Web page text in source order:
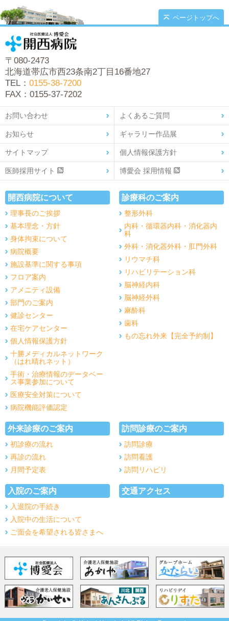
ページトップへ
〒080-2473
北海道帯広市西23条南2丁目16番地27
TEL： 0155-38-7200
FAX：0155-37-7202
お問い合わせ よくあるご質問
お知らせ ギャラリー作品展
サイトマップ 個人情報保護方針
医師採用サイト 博愛会 採用情報
開西病院について
理事長のご挨拶
基本理念・方針
身体拘束について
病院概要
施設基準に関する事項
フロア案内
アメニティ設備
部門のご案内
健診センター
在宅ケアセンター
個人情報保護方針
十勝メディカルネットワーク
（はれ晴れネット）
手術・治療情報のデータベー
ス事業参加について
医療安全対策について
病院機能評価認定
診療科のご案内
整形外科
内科・循環器内科・消化器内
科
外科・消化器外科・肛門外科
リウマチ科
リハビリテーション科
脳神経内科
脳神経外科
麻酔科
歯科
もの忘れ外来【完全予約制】
外来診療のご案内
初診療の流れ
再診の流れ
月間予定表
訪問診療のご案内
訪問診療
訪問看護
訪問リハビリ
入院のご案内
入退院の手続き
入院中の生活について
ご面会を希望される皆さまへ
交通アクセス